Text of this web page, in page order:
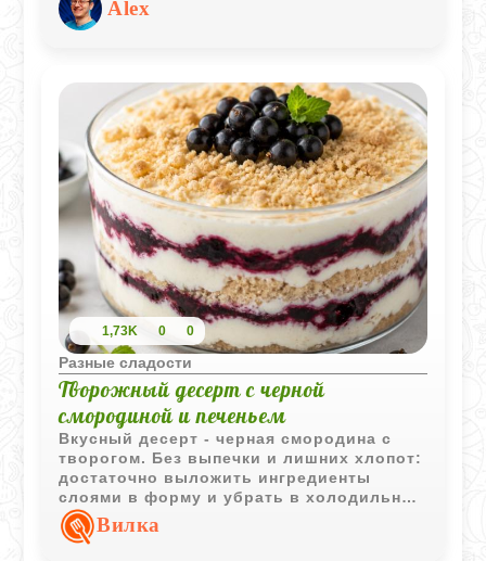
являются истинным удовольствием для
сладкоежек.
Alex
1,73K 0 0
Разные сладости
Творожный десерт с черной
смородиной и печеньем
Вкусный десерт - черная смородина с
творогом. Без выпечки и лишних хлопот:
достаточно выложить ингредиенты
слоями в форму и убрать в холодильник,
чтобы десерт хорошо пропитался. Легкая
кислинка смородины прекрасно
Вилка